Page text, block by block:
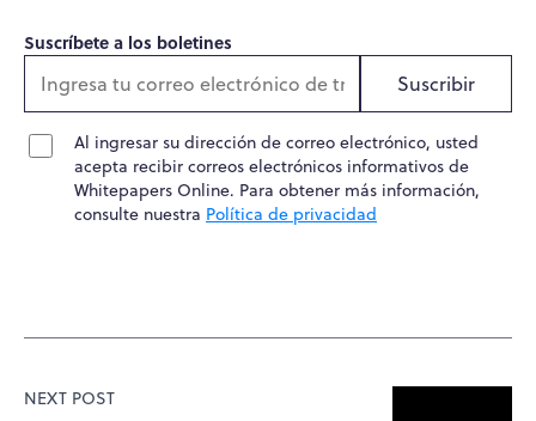
Suscríbete a los boletines
Suscribir
Al ingresar su dirección de correo electrónico, usted
acepta recibir correos electrónicos informativos de
Whitepapers Online. Para obtener más información,
consulte nuestra Política de privacidad
NEXT POST